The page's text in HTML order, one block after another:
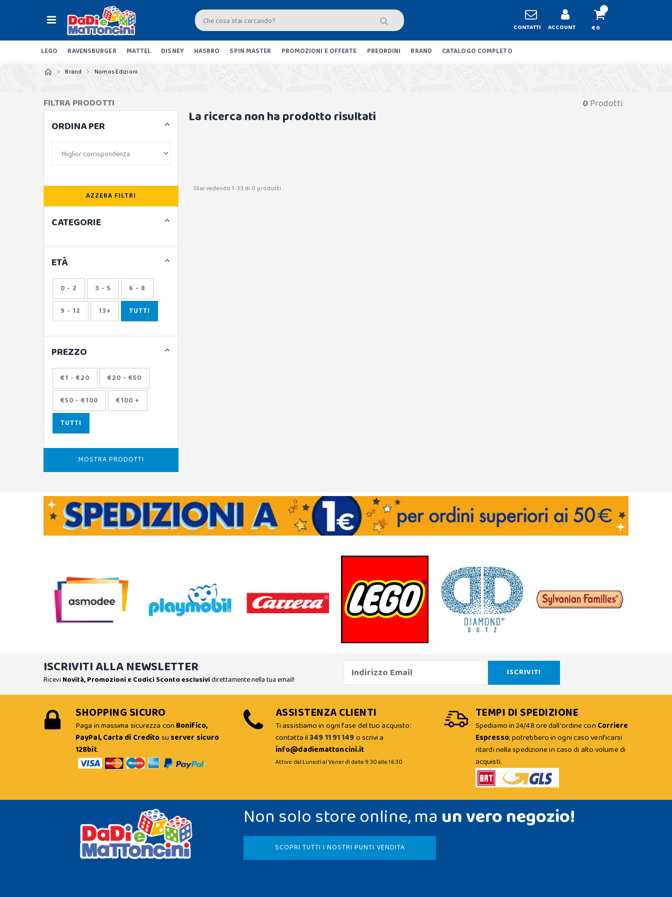
CONTATTI ACCOUNT € 0
LEGO RAVENSBURGER MATTEL DISNEY HASBRO SPIN MASTER PROMOZIONI E OFFERTE PREORDINI BRAND CATALOGO COMPLETO
Brand Nomos Edizioni
0Prodotti
La ricerca non ha prodotto risultati
Stai vedendo 1-33 di 0 prodotti
FILTRA PRODOTTI
ORDINA PER
AZZERA FILTRI
CATEGORIE
ETÀ
0 - 2 3 - 5 6 - 8
9 - 12 13+ TUTTI
PREZZO
€1 - €20 €20 - €50
€50 - €100 €100 +
TUTTI
MOSTRA PRODOTTI
ISCRIVITI ALLA NEWSLETTER
Ricevi Novità, Promozioni e Codici Sconto esclusividirettamente nella tua email!
SHOPPING SICURO
Paga in massima sicurezza con Bonifico,
PayPal, Carta di Creditosu server sicuro
128bit.
ASSISTENZA CLIENTI
Ti assistiamo in ogni fase del tuo acquisto:
contatta il349 11 91 149o scrivi a
info@dadiemattoncini.it
Attivo dal Lunedì al Venerdì dalle 9:30 alle 16:30
TEMPI DI SPEDIZIONE
Spediamo in 24/48 ore dall'ordine con Corriere
Espresso; potrebbero in ogni caso verificarsi
ritardi nella spedizione in caso di alto volume di
acquisti.
Non solo store online, ma un vero negozio!
SCOPRI TUTTI I NOSTRI PUNTI VENDITA